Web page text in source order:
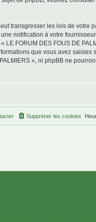
transgresser les lois de votre
notification à votre fournisseur
FORUM DES FOUS DE
que vous avez saisies
», ni phpBB ne
Supprimer les cookies